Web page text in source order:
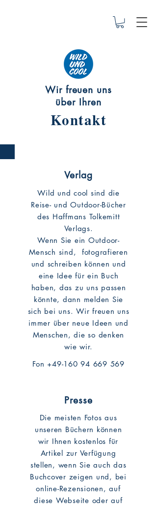
Wir freuen uns
über Ihren
Kontakt
Verlag
Wild und cool sind die
Reise- und Outdoor-Bücher
des Haffmans Tolkemitt
Verlags.
Wenn Sie ein Outdoor-
Mensch sind, fotografieren
und schreiben können und
eine Idee für ein Buch
haben, das zu uns passen
könnte, dann melden Sie
sich bei uns. Wir freuen uns
immer über neue Ideen und
Menschen, die so denken
wie wir.
Fon +49-160 94 669 569
Presse
Die meisten Fotos aus
unseren Büchern können
wir Ihnen kostenlos für
Artikel zur Verfügung
stellen, wenn Sie auch das
Buchcover zeigen und, bei
online-Rezensionen, auf
diese Webseite oder auf